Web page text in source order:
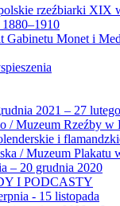
rzeźbiarki XIX
1880–1910
Gabinetu Monet i
2021 – 27
/ Muzeum Rzeźby w
i
/ Muzeum Plakatu
– 20 grudnia 2020
I PODCASTY
- 15 listopada